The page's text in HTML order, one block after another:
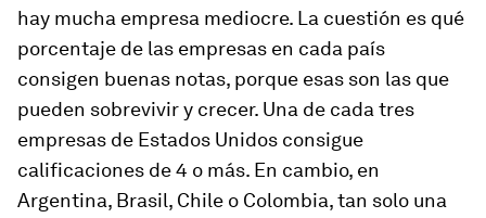
hay mucha empresa mediocre. La cuestión es qué
porcentaje de las empresas en cada país
consigen buenas notas, porque esas son las que
pueden sobrevivir y crecer. Una de cada tres
empresas de Estados Unidos consigue
calificaciones de 4 o más. En cambio, en
Argentina, Brasil, Chile o Colombia, tan solo una